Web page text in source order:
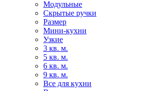
Модульные
Скрытые ручки
Размер
Мини-кухни
Узкие
3 кв. м.
5 кв. м.
6 кв. м.
9 кв. м.
Все для кухни